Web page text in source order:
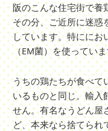
阪のこんな住宅街で養
その分、ご近所に迷惑
しています。特ににお
（EM菌）を使ってい
うちの鶏たちが食べて
いるものと同じ。輸入
せん。有名なうどん屋
ど、本来なら捨てられ